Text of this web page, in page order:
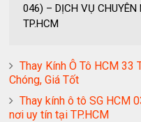
046) – DỊCH VỤ CHUYÊN
TP.HCM
Thay Kính Ô Tô HCM 33
Chóng, Giá Tốt
Thay kính ô tô SG HCM
nơi uy tín tại TP.HCM